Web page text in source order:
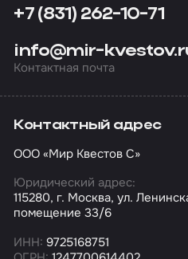
+7 (831) 262-10-71
info@mir-
Контактная почта
Контактный адрес
ООО «Мир Квестов С»
Юридический адрес:
115280, г. Москва, ул.
помещение 33/6
ИНН: 9725168751